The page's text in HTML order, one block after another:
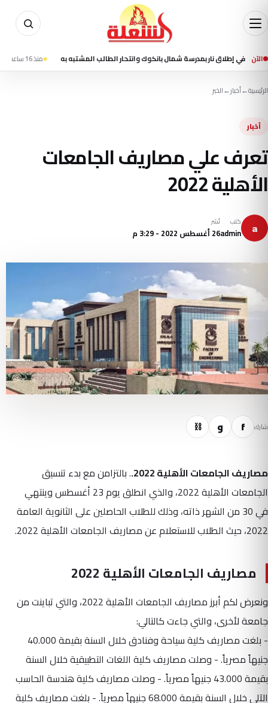
الآن منذ 16 ساعة مقتل شخصين وإصابة 13 في تفجير استهدف
الرئيسية←أخبار←الخبر
أخبار
تعرف علي مصاريف الجامعات
الأهلية 2022
a كتب
admin
نُشر
26 أغسطس 2022 - 3:29 م
شارك f و ⛓
مصاريف الجامعات الأهلية 2022.
. بالتزامن مع بدء تنسيق
الجامعات الأهلية 2022، والذي انطلق يوم 23 أغسطس وينتهي
في 30 من الشهر ذاته، وذلك للطلاب الحاصلين على الثانوية العامة
2022، حيث الطلاب للاستعلام عن مصاريف الجامعات الأهلية 2022.
مصاريف الجامعات الأهلية 2022
ونعرض لكم أبرز مصاريف الجامعات الأهلية 2022، والتي تباينت من
جامعة لأخرى، والتي جاءت كالتالي:
- بلغت مصاريف كلية سياحة وفنادق خلال السنة بقيمة 40.000
جنيهاً مصرياً. - وصلت مصاريف كلية اللغات التطبيقية خلال السنة
بقيمة 43.000 جنيهاً مصرياً. - وصلت مصاريف كلية هندسة الحاسب
الآلي خلال السنة بقيمة 68.000 جنيهاً مصرياً. - بلغت مصاريف كلية